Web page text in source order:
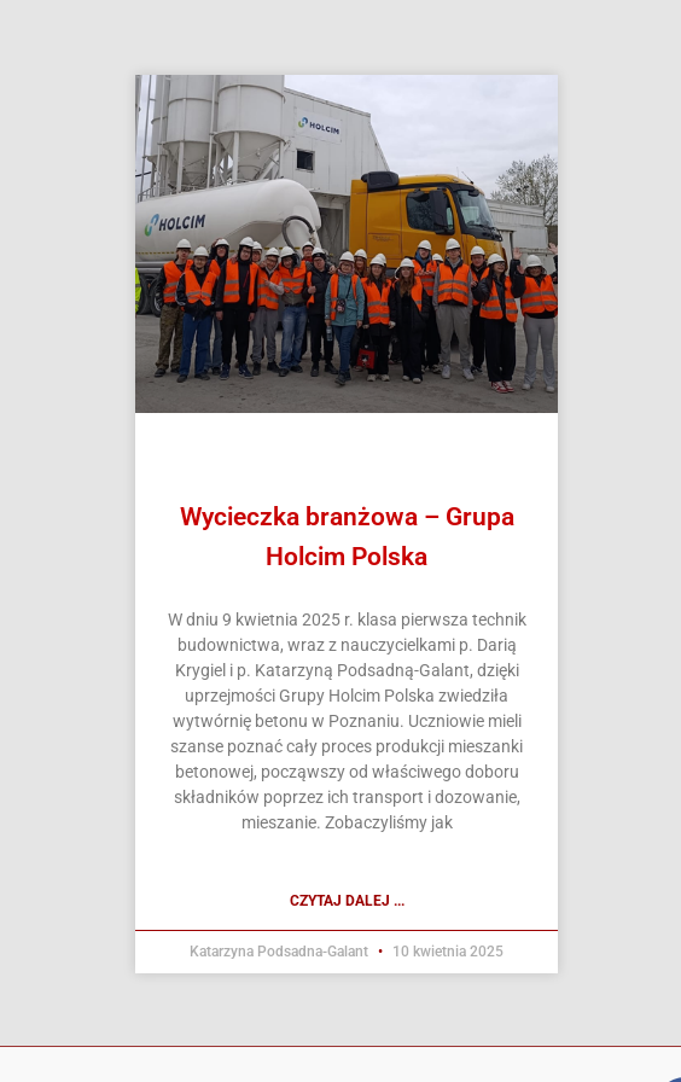
Wycieczka branżowa – Grupa
Holcim Polska
W dniu 9 kwietnia 2025 r. klasa pierwsza technik
budownictwa, wraz z nauczycielkami p. Darią
Krygiel i p. Katarzyną Podsadną-Galant, dzięki
uprzejmości Grupy Holcim Polska zwiedziła
wytwórnię betonu w Poznaniu. Uczniowie mieli
szanse poznać cały proces produkcji mieszanki
betonowej, począwszy od właściwego doboru
składników poprzez ich transport i dozowanie,
mieszanie. Zobaczyliśmy jak
CZYTAJ DALEJ ...
Katarzyna Podsadna-Galant 10 kwietnia 2025